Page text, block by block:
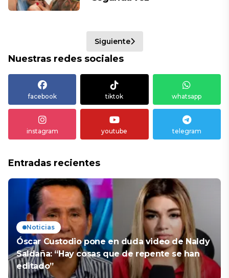
Siguiente
Nuestras redes sociales
facebook tiktok whatsapp
instagram youtube telegram
Entradas recientes
Noticias
Óscar Custodio pone en duda video de Naldy
Saldaña: “Hay cosas que de repente se han
editado”